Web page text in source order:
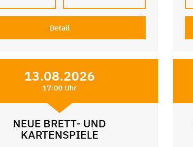
Detail
13.08.2026
17:00 Uhr
NEUE BRETT- UND
KARTENSPIELE